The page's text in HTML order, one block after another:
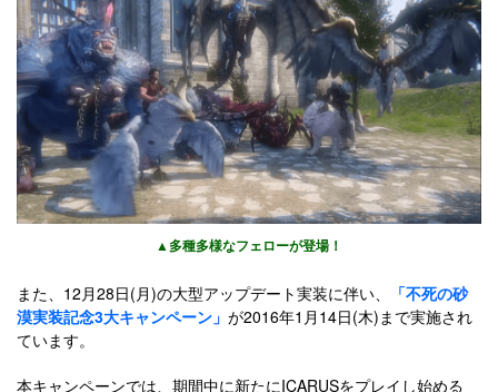
▲多種多様なフェローが登場！
また、12月28日(月)の大型アップデート実装に伴い、
「不死の砂
漠実装記念3大キャンペーン」 が2016年1月14日(木)まで実施され
ています。
本キャンペーンでは、期間中に新たにICARUSをプレイし始める